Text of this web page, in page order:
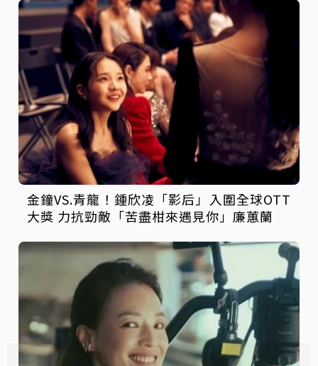
金鐘VS.青龍！鍾欣凌「影后」入圍全球OTT
大獎 力抗勁敵「苦盡柑來遇見你」廉蕙蘭